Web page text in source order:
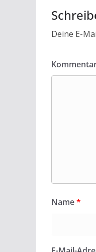
Deine E-
Name*